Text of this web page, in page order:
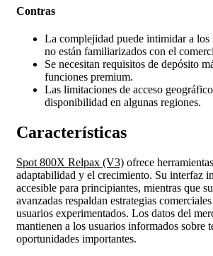
Contras
La complejidad puede intimidar a los
no están familiarizados con el
Se necesitan requisitos de depósito
funciones premium.
Las limitaciones de acceso
disponibilidad en algunas regiones.
Características
Spot 800X Relpax (V3) ofrece
adaptabilidad y el crecimiento. Su interfaz
accesible para principiantes, mientras que
avanzadas respaldan estrategias
usuarios experimentados. Los datos del
mantienen a los usuarios informados sobre
oportunidades importantes.